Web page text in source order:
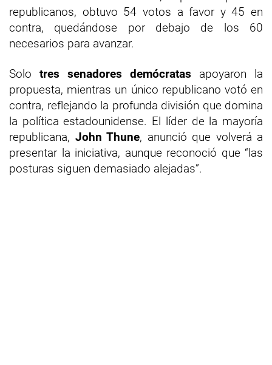
republicanos, obtuvo 54 votos a favor y 45 en
contra, quedándose por debajo de los 60
necesarios para avanzar.
Solo tres senadores demócratas apoyaron la
propuesta, mientras un único republicano votó en
contra, reflejando la profunda división que domina
la política estadounidense. El líder de la mayoría
republicana, John Thune, anunció que volverá a
presentar la iniciativa, aunque reconoció que “las
posturas siguen demasiado alejadas”.